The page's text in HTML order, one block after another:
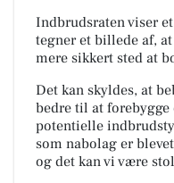
Indbrudsraten viser
tegner et billede af,
mere sikkert sted at
Det kan skyldes, at
bedre til at
potentielle
som nabolag er
og det kan vi være